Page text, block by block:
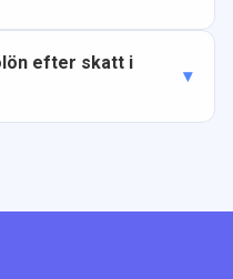
efter skatt i